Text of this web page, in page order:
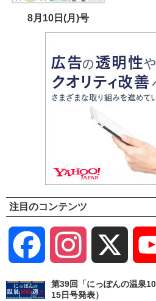
8月10日(月)号
注目のコンテンツ
Facebook Instagram
第39回「にっぽんの温泉
15日号発表）